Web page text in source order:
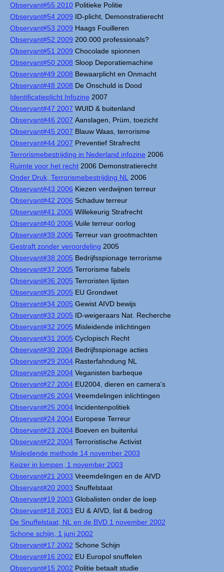
Observant#55 2010 Politieke Politie
Observant#54 2009 ID-plicht, Demonstratierecht
Observant#53 2009 Haags Fouilleren
Observant#52 2009 200.000 professionals?
Observant#51 2009 Chocolade spionnen
Observant#50 2008 Sloop Deporatiemachine
Observant#49 2008 Bewaarplicht en Onmacht
Observant#48 2008 De Onschuld is Dood
Identificatieplicht Infozine 2007
Observant#47 2007 WUID & buitenland
Observant#46 2007 Aanslagen, Prüm, toezicht
Observant#45 2007 Blauw Waas, terrorisme
Observant#44 2007 Preventief Strafrecht
Terrorismebestrijding in Nederland infozine 2006
Ruimte voor het recht 2006 Demonstratierecht
Onder Druk, Terrorismebestrijding NL
2006
Observant#43 2006 Kiezen verdwijnen terreur
Observant#42 2006 Schaduw terreur
Observant#41 2006 Willekeurig Strafrecht
Observant#40 2006 Vuile terreur oorlog
Observant#39 2006 Terreur van grootmachten
Gestraft zonder veroordeling 2005
Observant#38 2005 Bedrijfsspionage terrorisme
Observant#37 2005 Terrorisme fabels
Observant#36 2005 Terroristen lijsten
Observant#35 2005 EU Grondwet
Observant#34 2005 Gewist AIVD bewijs
Observant#33 2005 ID-weigeraars Nat. Recherche
Observant#32 2005 Misleidende inlichtingen
Observant#31 2005 Cyclopisch Recht
Observant#30 2004 Bedrijfsspionage acties
Observant#29 2004 Rasterfahndung NL
Observant#28 2004 Veganisten barbeque
Observant#27 2004 EU2004, dieren en camera's
Observant#26 2004 Vreemdelingen inlichtingen
Observant#25 2004 Incidentenpolitiek
Observant#24 2004 Europese Terreur
Observant#23 2004 Boeven en buitenlui
Observant#22 2004 Terroristische Activist
Misleidende methode 14 november 2003
Keizer in lompen, 1 november 2003
Observant#21 2003 Vreemdelingen en de AIVD
Observant#20 2003 Snuffelstaat
Observant#19 2003 Globalisten onder de loep
Observant#18 2003 EU & AIVD, list & bedrog
De Snuffelstaat, NL en de BVD 1 november 2002
Schone schijn, 1 juni 2002
Observant#17 2002 Schone Schijn
Observant#16 2002 EU Europol snuffelen
Observant#15 2002 Politie betaalt studie